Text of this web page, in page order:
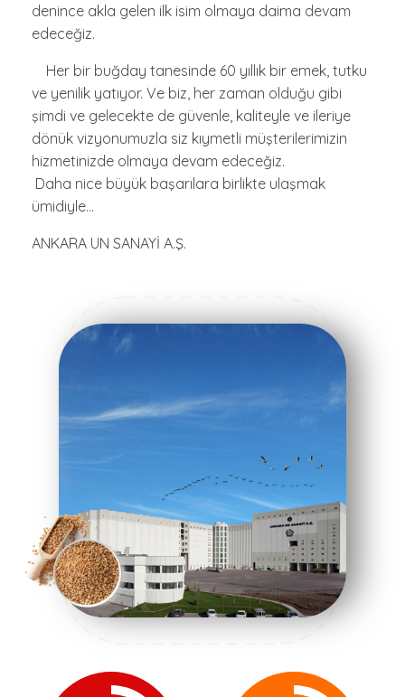
denince akla gelen ilk isim olmaya daima devam
edeceğiz.
Her bir buğday tanesinde 60 yıllık bir emek, tutku
ve yenilik yatıyor. Ve biz, her zaman olduğu gibi
şimdi ve gelecekte de güvenle, kaliteyle ve ileriye
dönük vizyonumuzla siz kıymetli müşterilerimizin
hizmetinizde olmaya devam edeceğiz.
Daha nice büyük başarılara birlikte ulaşmak
ümidiyle…
ANKARA UN SANAYİ A.Ş.